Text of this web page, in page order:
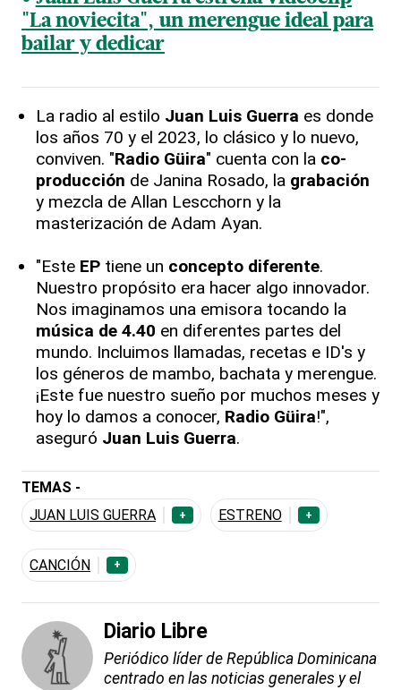
"La noviecita", un merengue ideal para
bailar y dedicar
La radio al estilo Juan Luis Guerra es donde
los años 70 y el 2023, lo clásico y lo nuevo,
conviven. "Radio Güira" cuenta con la co-
producción de Janina Rosado, la grabación
y mezcla de Allan Lescchorn y la
masterización de Adam Ayan.
"Este EP tiene un concepto diferente.
Nuestro propósito era hacer algo innovador.
Nos imaginamos una emisora tocando la
música de 4.40 en diferentes partes del
mundo. Incluimos llamadas, recetas e ID's y
los géneros de mambo, bachata y merengue.
¡Este fue nuestro sueño por muchos meses y
hoy lo damos a conocer, Radio Güira!",
aseguró Juan Luis Guerra.
TEMAS -
JUAN LUIS GUERRA
+ ESTRENO +
CANCIÓN +
Diario Libre
Periódico líder de República Dominicana
centrado en las noticias generales y el